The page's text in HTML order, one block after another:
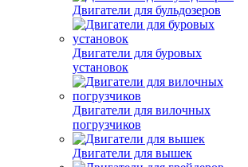
Двигатели для башенных кранов
Двигатели для бульдозеров
Двигатели для буровых
установок
Двигатели для вилочных
погрузчиков